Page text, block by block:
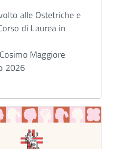
alle Ostetriche e
di Laurea in
Maggiore
2026